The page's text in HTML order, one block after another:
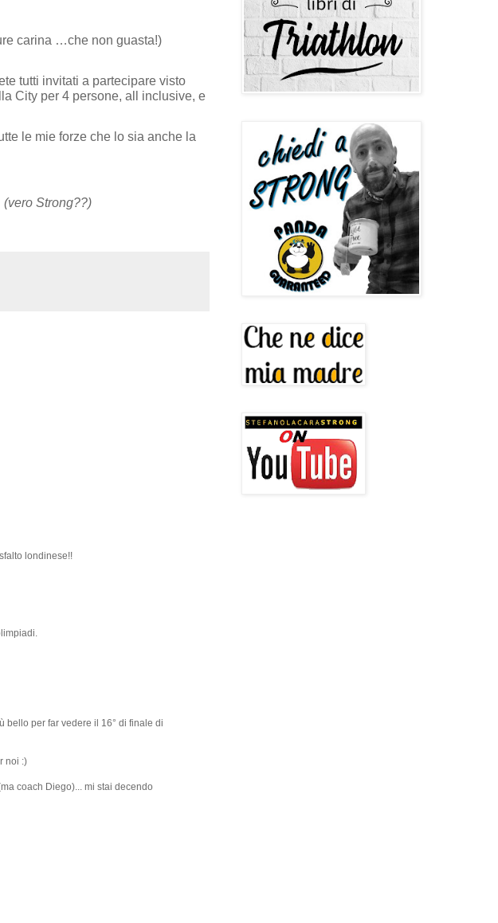
carina …che non guasta!)
tutti invitati a partecipare visto
City per 4 persone, all inclusive, e
le mie forze che lo sia anche la
Strong??)
londinese!!
bello per far vedere il 16° di finale di
noi :)
coach Diego)... mi stai decendo